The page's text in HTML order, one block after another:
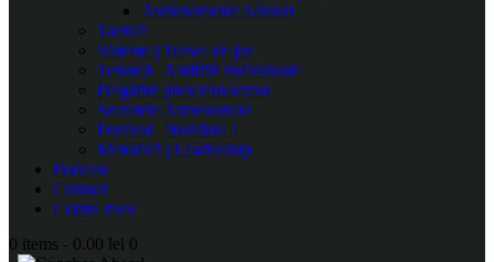
Antrenamente Seniori
Tactică
Sisteme | Trasee de joc
Tehnică | Abilități individuale
Pregătire presezon/sezon
Secretele Antrenorului
Portarul | Numărul 1
Metodică | Leadership
Podcast
Contact
Contul meu
0 items - 0.00 lei 0